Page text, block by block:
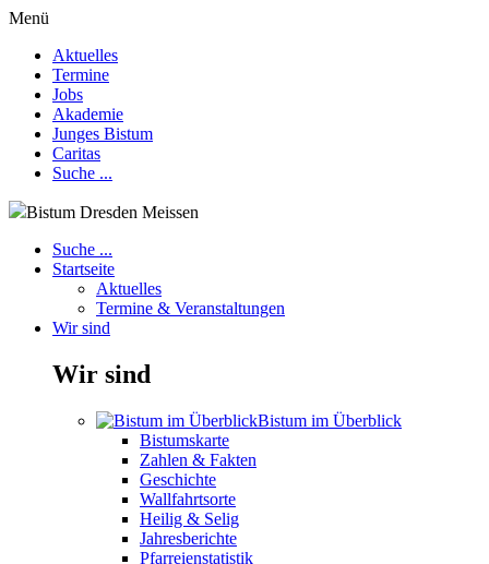
Menü
Aktuelles
Termine
Jobs
Akademie
Junges Bistum
Caritas
Suche ...
Bistum Dresden Meissen
Suche ...
Startseite
Aktuelles
Termine & Veranstaltungen
Wir sind
Wir sind
Bistum im Überblick
Bistumskarte
Zahlen & Fakten
Geschichte
Wallfahrtsorte
Heilig & Selig
Jahresberichte
Pfarreienstatistik